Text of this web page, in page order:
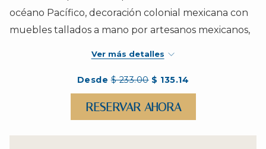
diapositivas
se
actualizará
anterior
océano Pacífico, decoración colonial mexicana con
muebles tallados a mano por artesanos mexicanos,
Ubicada en el corazón de la Zona Romántica de
Puerto Vallarta, con acceso inmediato a la playa y a
pasos del Muelle de Los Muertos, esta habitación
combina comodidad, autenticidad mexicana y una
Ver más detalles
Desde$ 233.00 $ 135.14
RESERVAR AHORA